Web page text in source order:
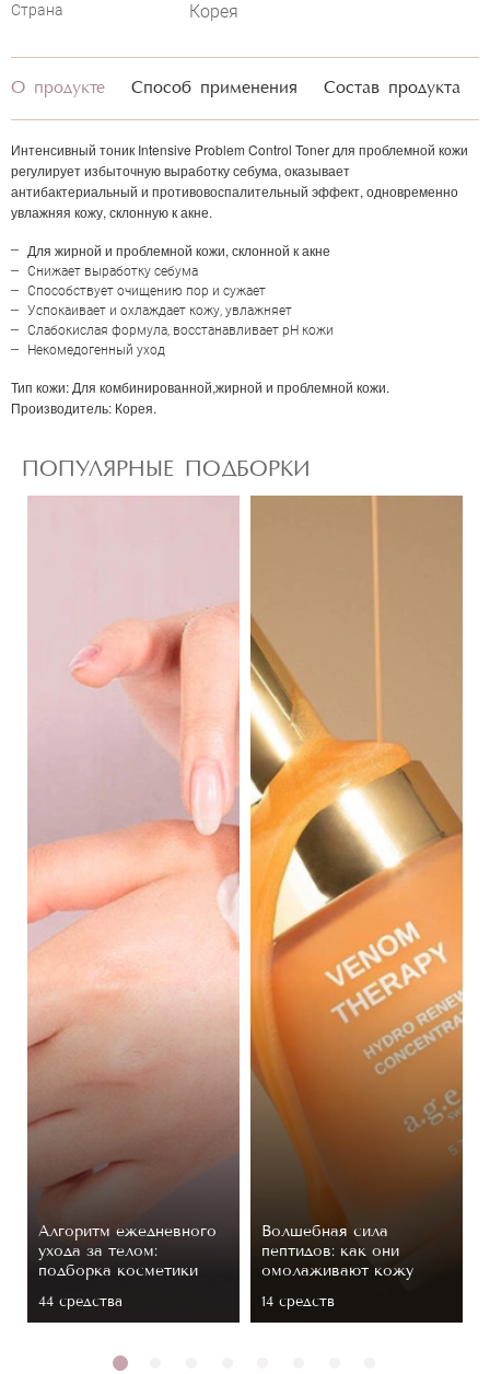
Страна Корея
ОЦЕНКА
Отправить
О продукте Способ применения Состав продукта
Интенсивный тоник Intensive Problem Control Toner для проблемной кожи
регулирует избыточную выработку себума, оказывает
антибактериальный и противовоспалительный эффект, одновременно
увлажняя кожу, склонную к акне.
Для жирной и проблемной кожи, склонной к акне
Снижает выработку себума
Способствует очищению пор и сужает
Успокаивает и охлаждает кожу, увлажняет
Слабокислая формула, восстанавливает pH кожи
Некомедогенный уход
Тип кожи: Для комбинированной,жирной и проблемной кожи.
Производитель: Корея.
ПОПУЛЯРНЫЕ ПОДБОРКИ
Алгоритм ежедневного
ухода за телом:
подборка косметики
44 средствa
Волшебная сила
пептидов: как они
омолаживают кожу
14 средств